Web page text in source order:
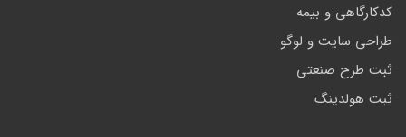
کدکارگاهی و بیمه
طراحی سایت و لوگو
ثبت طرح صنعتی
ثبت هولدینگ